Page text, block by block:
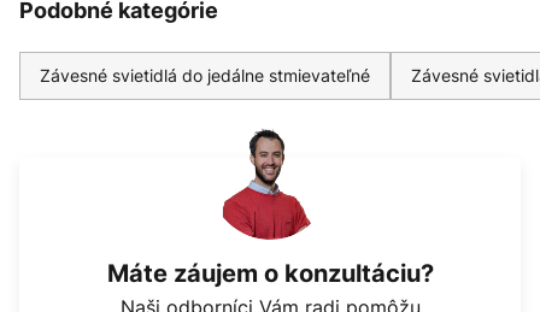
Podobné kategórie
Závesné svietidlá do jedálne stmievateľné Závesné
Máte záujem o konzultáciu?